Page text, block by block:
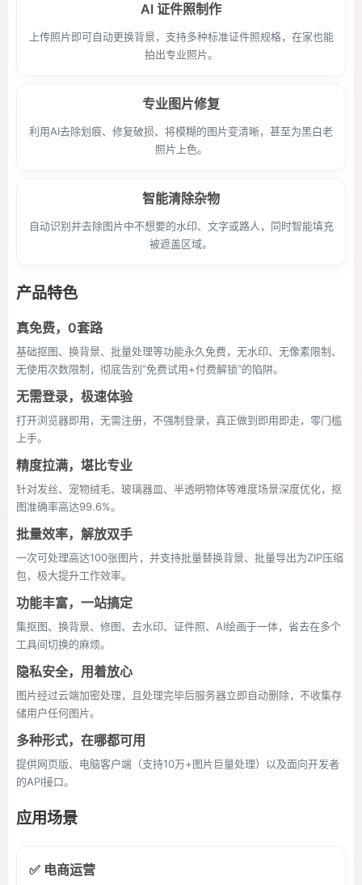
AI 证件照制作
上传照片即可自动更换背景，支持多种标准证件照规格，在家也能
拍出专业照片。
专业图片修复
利用AI去除划痕、修复破损、将模糊的图片变清晰，甚至为黑白老
照片上色。
智能清除杂物
自动识别并去除图片中不想要的水印、文字或路人，同时智能填充
被遮盖区域。
产品特色
真免费，0套路
基础抠图、换背景、批量处理等功能永久免费，无水印、无像素限制、
无使用次数限制，彻底告别“免费试用+付费解锁”的陷阱。
无需登录，极速体验
打开浏览器即用，无需注册，不强制登录，真正做到即用即走，零门槛
上手。
精度拉满，堪比专业
针对发丝、宠物绒毛、玻璃器皿、半透明物体等难度场景深度优化，抠
图准确率高达99.6%。
批量效率，解放双手
一次可处理高达100张图片，并支持批量替换背景、批量导出为ZIP压缩
包，极大提升工作效率。
功能丰富，一站搞定
集抠图、换背景、修图、去水印、证件照、AI绘画于一体，省去在多个
工具间切换的麻烦。
隐私安全，用着放心
图片经过云端加密处理，且处理完毕后服务器立即自动删除，不收集存
储用户任何图片。
多种形式，在哪都可用
提供网页版、电脑客户端（支持10万+图片巨量处理）以及面向开发者
的API接口。
应用场景
✅ 电商运营